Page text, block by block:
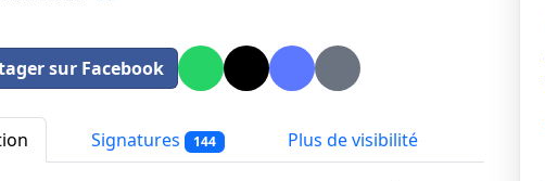
sur Facebook
Signatures 144 Plus de visibilité